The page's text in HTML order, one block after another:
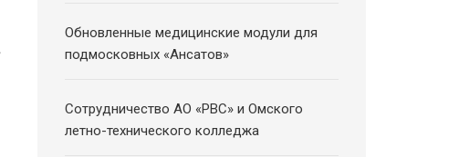
Обновленные медицинские модули для
подмосковных «Ансатов»
Сотрудничество АО «РВС» и Омского
летно-технического колледжа